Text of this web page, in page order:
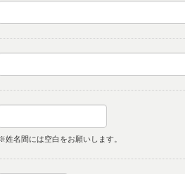
姓名間には空白をお願いします。